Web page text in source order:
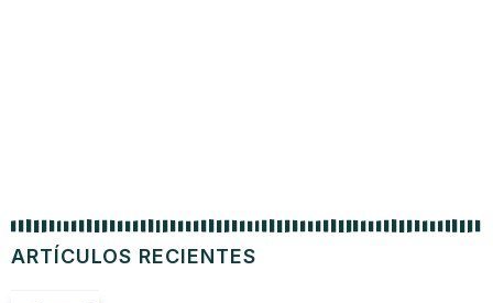
ARTÍCULOS RECIENTES